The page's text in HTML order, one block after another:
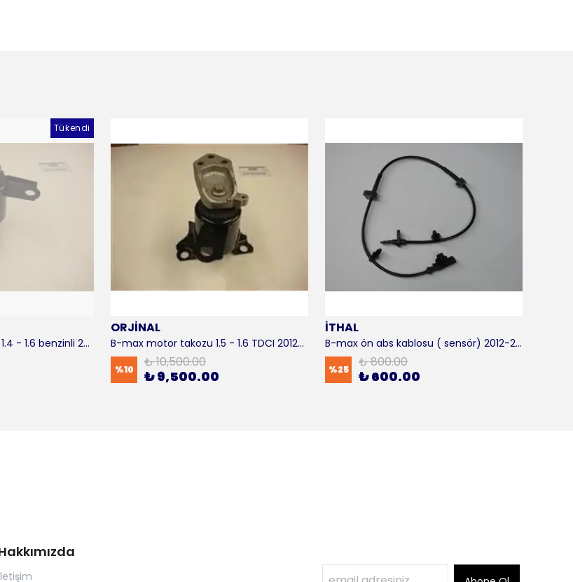
Tükendi
B-max motor takozu 1.4 - 1.6 benzinli 2012-2016 ORJİNAL
ORJİNAL
B-max motor takozu 1.5 - 1.6 TDCI 2012-2016 ORJİNAL
%10 ₺ 10,500.00
₺ 9,500.00
İTHAL
B-max ön abs kablosu ( sensör) 2012-2016 ITHAL
%25 ₺ 800.00
₺ 600.00